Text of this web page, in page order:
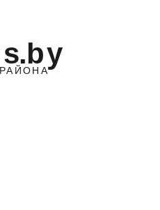
РАЙОНА
s.by